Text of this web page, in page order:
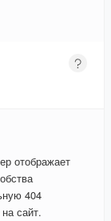
отображает
404
сайт.